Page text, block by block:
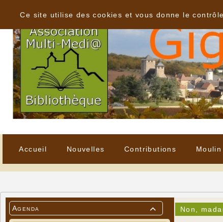
Accueil Nouvelles Contributions

Agenda Non,
Ce site utilise des cookies et vous donne le